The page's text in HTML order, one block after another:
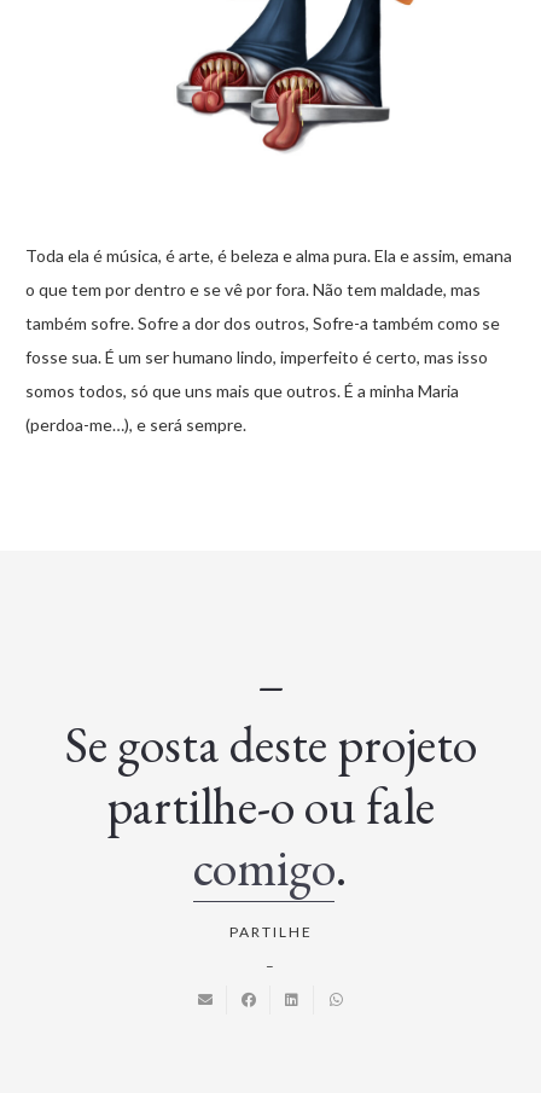
Toda ela é música, é arte, é beleza e alma pura. Ela e assim, emana
o que tem por dentro e se vê por fora. Não tem maldade, mas
também sofre. Sofre a dor dos outros, Sofre-a também como se
fosse sua. É um ser humano lindo, imperfeito é certo, mas isso
somos todos, só que uns mais que outros. É a minha Maria
(perdoa-me…), e será sempre.
–
Se gosta deste projeto
partilhe-o ou fale
comigo.
PARTILHE
–